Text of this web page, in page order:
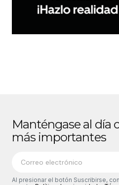
Manténgase al día
más importantes
Al presionar el botón Suscribirse,